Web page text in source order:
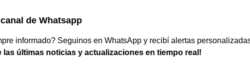
de Whatsapp
informado? Seguinos en WhatsApp y recibí alertas
las últimas noticias y actualizaciones en tiempo real!